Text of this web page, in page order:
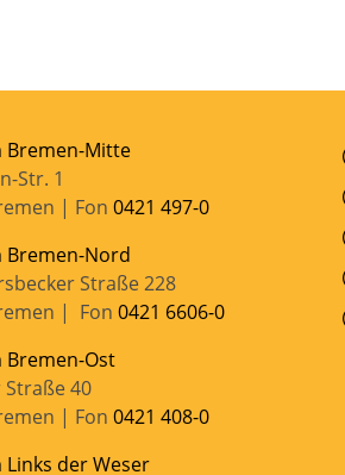
Bremen-Mitte
Str. 1
| Fon0421 497-0
Bremen-Nord
Straße 228
| Fon0421 6606-0
Bremen-Ost
40
| Fon0421 408-0
Links der Weser